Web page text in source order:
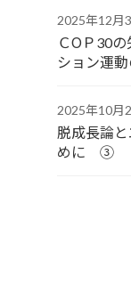
2025年12月
ＣОＰ30の
ション運
2025年10月
脱成長論
めに ③